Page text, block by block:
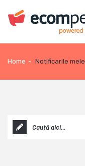
Home - Notificarile mele